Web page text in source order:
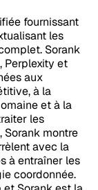
fournissant
les
Sorank
Perplexity et
aux
à la
et à la
les
Sorank montre
avec la
à entraîner les
coordonnée.